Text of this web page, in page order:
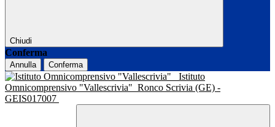
Chiudi
Conferma
Annulla Conferma
Istituto
Omnicomprensivo "Vallescrivia" Ronco Scrivia (GE) -
GEIS017007